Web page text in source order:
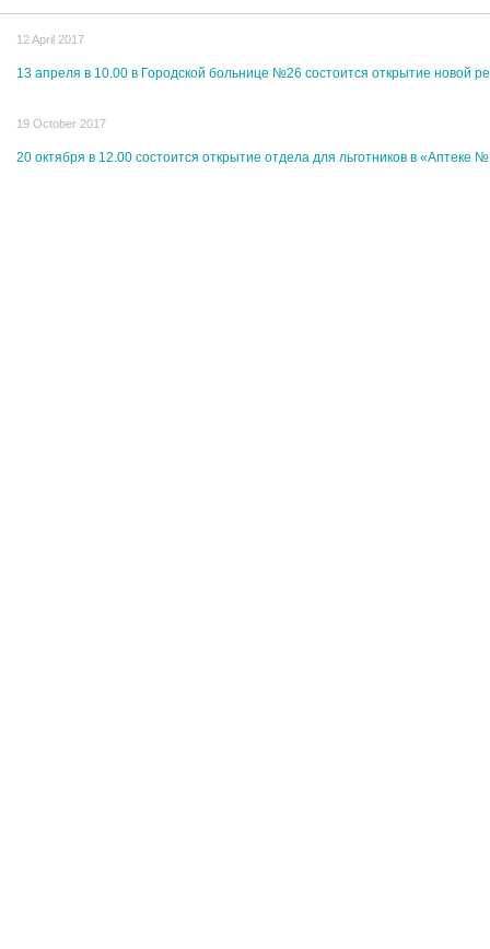
12 April 2017
13 апреля в 10.00 в Городской больнице №26 состоится открытие новой
19 October 2017
20 октября в 12.00 состоится открытие отдела для льготников в «Аптеке